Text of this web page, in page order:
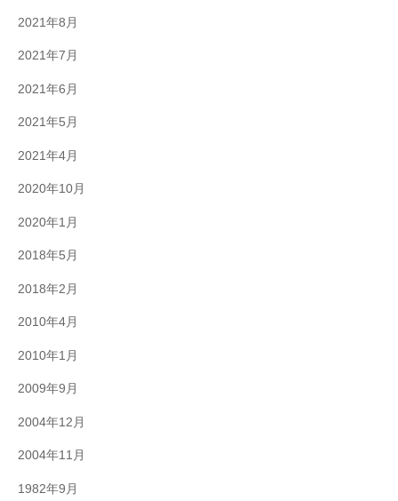
2021年8月
2021年7月
2021年6月
2021年5月
2021年4月
2020年10月
2020年1月
2018年5月
2018年2月
2010年4月
2010年1月
2009年9月
2004年12月
2004年11月
1982年9月